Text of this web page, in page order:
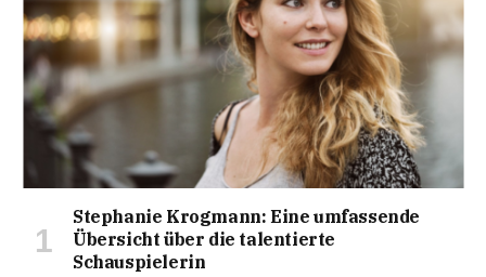
Stephanie Krogmann: Eine umfassende
Übersicht über die talentierte
Schauspielerin